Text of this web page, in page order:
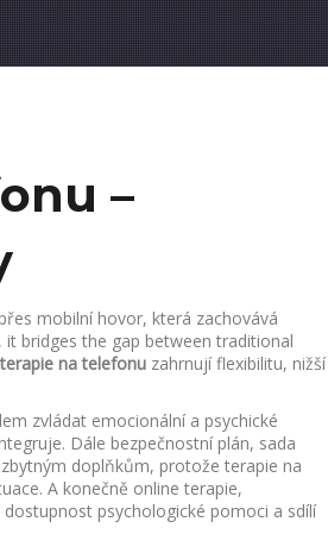
–
mobilní hovor, která zachovává
, it bridges the gap between traditional
na telefonu zahrnují flexibilitu, nižší
zvládat emocionální a psychické
Dále bezpečnostní plán, sada
doplňkům, protože terapie na
A konečně online terapie,
psychologické pomoci a sdílí